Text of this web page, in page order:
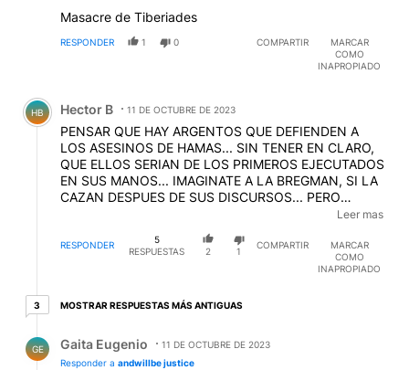
Masacre de Tiberiades
RESPONDER 1 0 COMPARTIR
MARCAR
COMO
INAPROPIADO
Comentario de Hector B.
HB Hector B 11 DE OCTUBRE DE 2023
PENSAR QUE HAY ARGENTOS QUE DEFIENDEN A
LOS ASESINOS DE HAMAS... SIN TENER EN CLARO,
QUE ELLOS SERIAN DE LOS PRIMEROS EJECUTADOS
EN SUS MANOS... IMAGINATE A LA BREGMAN, SI LA
CAZAN DESPUES DE SUS DISCURSOS... PERO
BUENO, NO SABER NO ES PECADO... PERO SER UN
FANATICO CEGADO POR LA ENTREGA DE POLENTA
SI
Leer mas
RESPONDER
5
RESPUESTAS
2 1
COMPARTIR
MARCAR
COMO
INAPROPIADO
33 respuestas más antiguas
MOSTRAR RESPUESTAS MÁS ANTIGUAS
GE Gaita Eugenio
11 DE OCTUBRE DE 2023
Responder a andwillbe justice